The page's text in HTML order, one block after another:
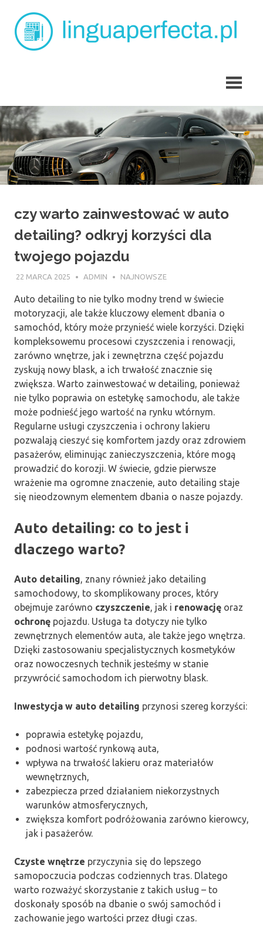
content
czy warto zainwestować w auto
detailing? odkryj korzyści dla
twojego pojazdu
22 MARCA 2025 ADMIN NAJNOWSZE
Auto detailing to nie tylko modny trend w świecie
motoryzacji, ale także kluczowy element dbania o
samochód, który może przynieść wiele korzyści. Dzięki
kompleksowemu procesowi czyszczenia i renowacji,
zarówno wnętrze, jak i zewnętrzna część pojazdu
zyskują nowy blask, a ich trwałość znacznie się
zwiększa. Warto zainwestować w detailing, ponieważ
nie tylko poprawia on estetykę samochodu, ale także
może podnieść jego wartość na rynku wtórnym.
Regularne usługi czyszczenia i ochrony lakieru
pozwalają cieszyć się komfortem jazdy oraz zdrowiem
pasażerów, eliminując zanieczyszczenia, które mogą
prowadzić do korozji. W świecie, gdzie pierwsze
wrażenie ma ogromne znaczenie, auto detailing staje
się nieodzownym elementem dbania o nasze pojazdy.
Auto detailing: co to jest i
dlaczego warto?
Auto detailing, znany również jako detailing
samochodowy, to skomplikowany proces, który
obejmuje zarówno czyszczenie, jak i renowację oraz
ochronę pojazdu. Usługa ta dotyczy nie tylko
zewnętrznych elementów auta, ale także jego wnętrza.
Dzięki zastosowaniu specjalistycznych kosmetyków
oraz nowoczesnych technik jesteśmy w stanie
przywrócić samochodom ich pierwotny blask.
Inwestycja w auto detailing przynosi szereg korzyści:
poprawia estetykę pojazdu,
podnosi wartość rynkową auta,
wpływa na trwałość lakieru oraz materiałów
wewnętrznych,
zabezpiecza przed działaniem niekorzystnych
warunków atmosferycznych,
zwiększa komfort podróżowania zarówno kierowcy,
jak i pasażerów.
Czyste wnętrze przyczynia się do lepszego
samopoczucia podczas codziennych tras. Dlatego
warto rozważyć skorzystanie z takich usług – to
doskonały sposób na dbanie o swój samochód i
zachowanie jego wartości przez długi czas.